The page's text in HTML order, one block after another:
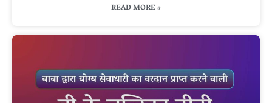
READ MORE »